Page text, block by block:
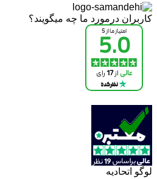
کاربران درمورد ما چه میگویند؟
لوگو اتحادیه